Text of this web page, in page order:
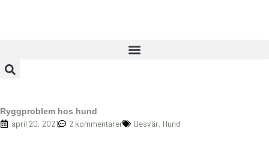
Ryggproblem hos hund
april 20, 2021 2 kommentarer Besvär, Hund